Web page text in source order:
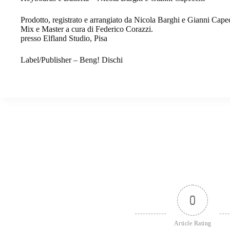
Prodotto, registrato e arrangiato da Nicola Barghi e Gianni
Mix e Master a cura di Federico Corazzi.
presso Elfland Studio, Pisa
Label/Publisher – Beng! Dischi
0
Article Rating